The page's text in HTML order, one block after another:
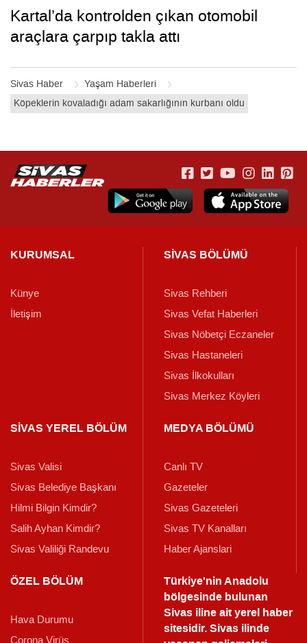
Sivas Haber
Yaşam Haberleri
Köpeklerin kovaladığı adam sakarlığının kurbanı oldu
Kartal’da kontrolden çıkan otomobil
araçlara çarpıp takla attı
KURUMSAL
Künye
İletişim
SİVAS BÖLÜMÜ
Sivas Rehberi
Sivas Vefat Haberleri
Sivas Nöbetçi Eczaneler
Sivas Hastaneleri
Sivas İlkokulları
Sivas Merkez Köyleri
SİVAS YEREL BÖLÜM
Sivas Valisi
Sivas Belediye Başkanı
Hilmi Bilgin Kimdir?
Salih Ayhan Kimdir?
Sivas Valiliği Randevu
MEDYA BÖLÜMÜ
Canlı TV
Gazeteler
Sivas Gazeteleri
Sivas TV Kanalları
Haber Ajanslari
ÖZEL BÖLÜM
Hava Durumu
Corona Virüs
Türkiye'nin Anadolu
bölgesinde bulunan
Sivas iline ait yerel haber
sitesidir. Sivas ilinde